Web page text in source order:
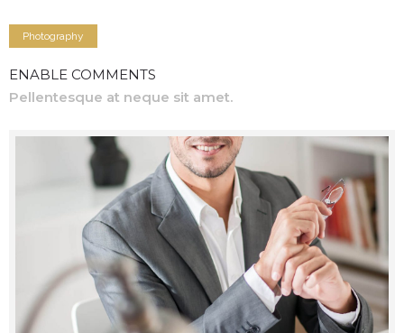
Photography
ENABLE COMMENTS
Pellentesque at neque sit amet.